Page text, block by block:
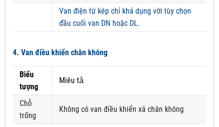
Van điện từ kép chỉ khả dụng với tùy chọn
đầu cuối van DN hoặc DL.
4. Van điều khiển chân không
Biểu
tượng
Miêu tả
Chỗ
trống
Không có van điều khiển xả chân không